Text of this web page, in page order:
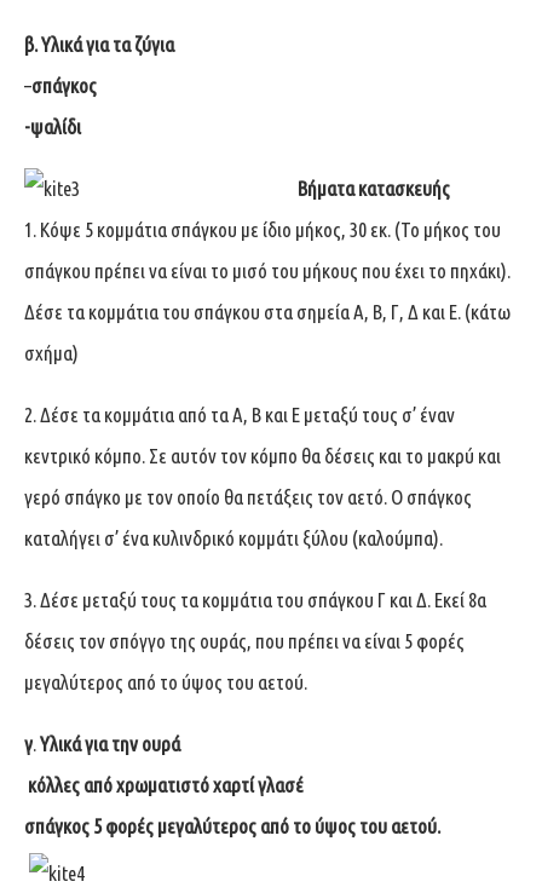
β. Υλικά για τα ζύγια
–σπάγκος
-ψαλίδι
Βήματα κατασκευής
1. Κόψε 5 κομμάτια σπάγκου με ίδιο μήκος, 30 εκ. (Το μήκος του
σπάγκου πρέπει να είναι το μισό του μήκους που έχει το πηχάκι).
Δέσε τα κομμάτια του σπάγκου στα σημεία A, B, Γ, Δ και E. (κάτω
σχήμα)
2. Δέσε τα κομμάτια από τα A, B και E μεταξύ τους σ’ έναν
κεντρικό κόμπο. Σε αυτόν τον κόμπο θα δέσεις και το μακρύ και
γερό σπάγκο με τον οποίο θα πετάξεις τον αετό. O σπάγκος
καταλήγει σ’ ένα κυλινδρικό κομμάτι ξύλου (καλούμπα).
3. Δέσε μεταξύ τους τα κομμάτια του σπάγκου Γ και Δ. Εκεί 8α
δέσεις τον σπόγγο της ουράς, που πρέπει να είναι 5 φορές
μεγαλύτερος από το ύψος του αετού.
γ.Υλικά για την ουρά
κόλλες από χρωματιστό χαρτί γλασέ
σπάγκος 5 φορές μεγαλύτερος από το ύψος του αετού.